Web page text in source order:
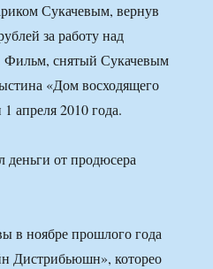
Сукачевым, вернув
за работу над
снятый Сукачевым
«Дом восходящего
апреля 2010 года.
в ноябре прошлого года
Дистрибьюшн», которео